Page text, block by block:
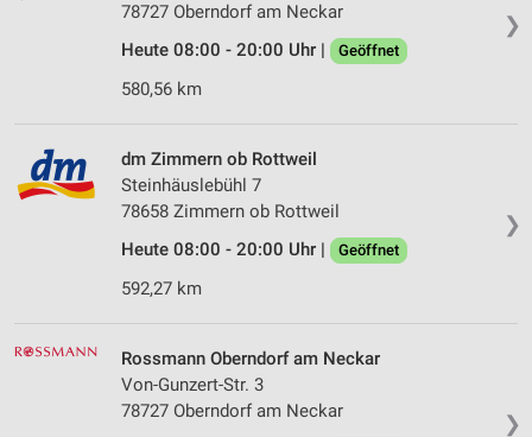
❯
78727 Oberndorf am Neckar
Heute 08:00 - 20:00 Uhr |
Geöffnet
580,56 km
❯
dm Zimmern ob Rottweil
Steinhäuslebühl 7
78658 Zimmern ob Rottweil
Heute 08:00 - 20:00 Uhr |
Geöffnet
592,27 km
❯
Rossmann Oberndorf am Neckar
Von-Gunzert-Str. 3
78727 Oberndorf am Neckar